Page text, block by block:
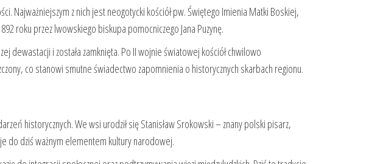
Najważniejszym z nich jest neogotycki kościół pw. Świętego Imienia Matki Boskiej,
roku przez lwowskiego biskupa pomocniczego Jana Puzynę.
dewastacji i została zamknięta. Po II wojnie światowej kościół chwilowo
co stanowi smutne świadectwo zapomnienia o historycznych skarbach regionu.
historycznych. We wsi urodził się Stanisław Srokowski – znany polski pisarz,
do dziś ważnym elementem kultury narodowej.